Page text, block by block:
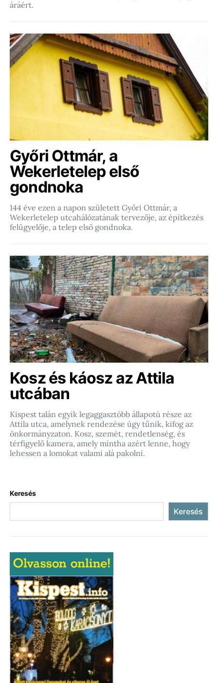
áráért.
Győri Ottmár, a
Wekerletelep első
gondnoka
144 éve ezen a napon született Győri Ottmár, a
Wekerletelep utcahálózatának tervezője, az építkezés
felügyelője, a telep első gondnoka.
Kosz és káosz az Attila
utcában
Kispest talán egyik legaggasztóbb állapotú része az
Attila utca, amelynek rendezése úgy tűnik, kifog az
önkormányzaton. Kosz, szemét, rendetlenség, és
térfigyelő kamera, amely mintha azért lenne, hogy
lehessen a lomokat valami alá pakolni.
Keresés
Keresés